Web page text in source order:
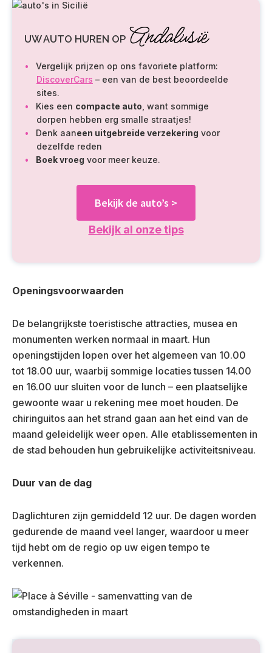
UW AUTO HUREN OP Andalusië
Vergelijk prijzen op ons favoriete platform:
DiscoverCars – een van de best beoordeelde
sites.
Kies een compacte auto , want sommige
dorpen hebben erg smalle straatjes!
Denk aaneen uitgebreide verzekering voor
dezelfde reden
Boek vroeg voor meer keuze.
Bekijk de auto’s >
Bekijk al onze tips
Openingsvoorwaarden
De belangrijkste toeristische attracties, musea en
monumenten werken normaal in maart. Hun
openingstijden lopen over het algemeen van 10.00
tot 18.00 uur, waarbij sommige locaties tussen 14.00
en 16.00 uur sluiten voor de lunch – een plaatselijke
gewoonte waar u rekening mee moet houden. De
chiringuitos aan het strand gaan aan het eind van de
maand geleidelijk weer open. Alle etablissementen in
de stad behouden hun gebruikelijke activiteitsniveau.
Duur van de dag
Daglichturen zijn gemiddeld 12 uur. De dagen worden
gedurende de maand veel langer, waardoor u meer
tijd hebt om de regio op uw eigen tempo te
verkennen.